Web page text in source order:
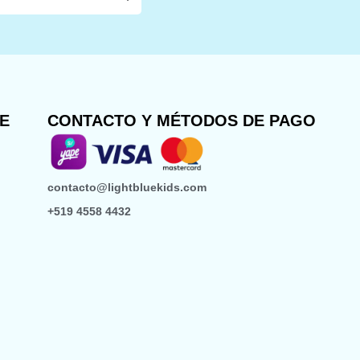
CONTACTO Y MÉTODOS DE PAGO
contacto@lightbluekids.com
+519 4558 4432